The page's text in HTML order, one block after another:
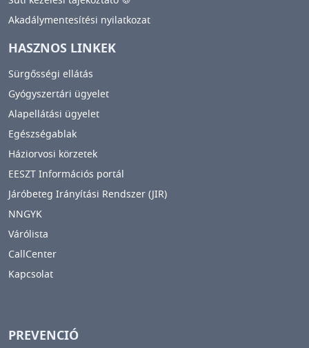
Akadálymentesítési nyilatkozat
HASZNOS LINKEK
Sürgősségi ellátás
Gyógyszertári ügyelet
Alapellátási ügyelet
Egészségablak
Háziorvosi körzetek
EESZT Információs portál
Járóbeteg Irányítási Rendszer (JIR)
NNGYK
Várólista
CallCenter
Kapcsolat
PREVENCIÓ